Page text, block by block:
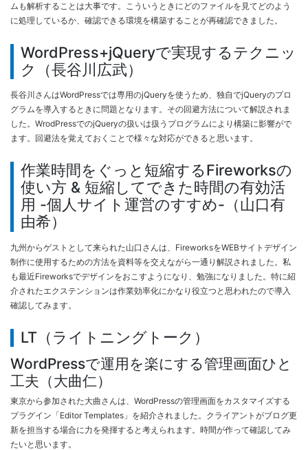
ムも解析することは大事です。こういうときにどのファイルを見てどのよう
に処理しているか、確認できる環境を構築することが再確認できました。
WordPress+jQueryで実現するテクニッ
ク（長谷川広武）
長谷川さんはWordPressでは専用のjQueryを使うため、独自でjQueryのプロ
グラムを導入するときに問題となります。その回避方法について解説されま
した。WrodPressでのjQueryの扱いは扱うプログラムにより構築に影響がで
ます。回避法を覚えておくことで様々な対応ができると思います。
作業時間をぐっと短縮するFireworksの
使い方 & 短縮してできた時間の有効活
用 -個人サイト運営のすすめ-（山口有
由希）
九州からゲストとして来られた山口さんは、FireworksをWEBサイトデザイン
制作に使用するための方法を資料等を交えながら一通り解説されました。私
も最近Fireworksでデザインをおこすようになり、勉強になりました。特に紹
介されたエクステンションは作業効率化にかなり役立つと思われたので導入
確認してみます。
LT（ライトニングトーク）
WordPressで運用を楽にする管理画面ひと
工夫（大曲仁）
東京から参加された大曲さんは、WordPressの管理画面をカスタマイズする
プラグイン「Editor Templates」を紹介されました。クライアントがブログ更
新を担当する場合に力を発揮すると考えられます。時間が作って確認してみ
たいと思います。